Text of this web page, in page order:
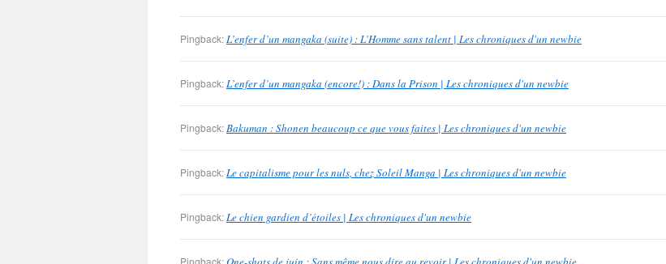
Pingback:L’enfer d’un mangaka (suite) : L’Homme sans talent | Les chroniques d'un newbie
Pingback:L’enfer d’un mangaka (encore!) : Dans la Prison | Les chroniques d'un newbie
Pingback:Bakuman : Shonen beaucoup ce que vous faites | Les chroniques d'un newbie
Pingback:Le capitalisme pour les nuls, chez Soleil Manga | Les chroniques d'un newbie
Pingback:Le chien gardien d’étoiles | Les chroniques d'un newbie
Pingback: